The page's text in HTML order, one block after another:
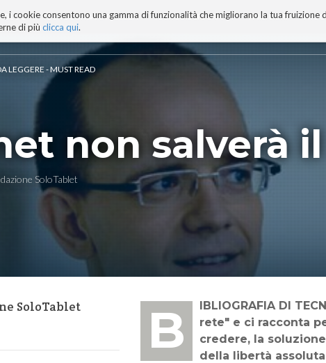
i cookie consentono una gamma di funzionalità che migliorano la tua
di più clicca qui.
BLOG TECNOCONSAPEVOLEZZA TECNOBIBLIOGRAFIA I MIEI LIBRI
LEGGERE - MUST READ
non salverà
SoloTablet
SoloTablet BIBLIOGRAFIA DI TECNOLOGIA - Evgeny Morozov esplora il "lato oscuro della
rete" e ci racconta
credere, la
della libertà